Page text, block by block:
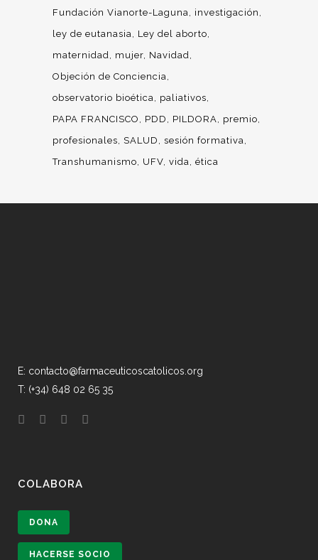
Fundación Vianorte-Laguna
investigación
ley de eutanasia
Ley del aborto
maternidad
mujer Navidad
Objeción de Conciencia
observatorio bioética
paliativos
PAPA FRANCISCO
PDD PILDORA
premio
profesionales
SALUD
sesión formativa
Transhumanismo
UFV vida ética
E: contacto@farmaceuticoscatolicos.org
T: (+34) 648 02 65 35
COLABORA
DONA
HACERSE SOCIO